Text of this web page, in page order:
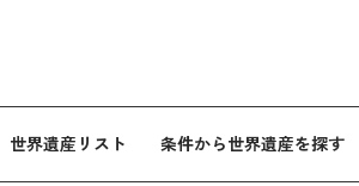
世界遺産リスト 条件から世界遺産を探す